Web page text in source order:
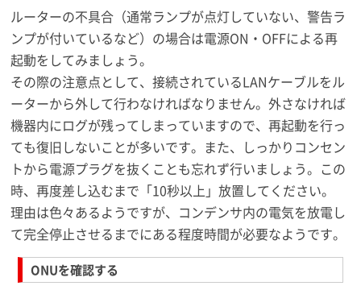
ルーターの不具合（通常ランプが点灯していない、警告ラ
ンプが付いているなど）の場合は電源ON・OFFによる再
起動をしてみましょう。
その際の注意点として、接続されているLANケーブルをル
ーターから外して行わなければなりません。外さなければ
機器内にログが残ってしまっていますので、再起動を行っ
ても復旧しないことが多いです。また、しっかりコンセン
トから電源プラグを抜くことも忘れず行いましょう。この
時、再度差し込むまで「10秒以上」放置してください。
理由は色々あるようですが、コンデンサ内の電気を放電し
て完全停止させるまでにある程度時間が必要なようです。
ONUを確認する